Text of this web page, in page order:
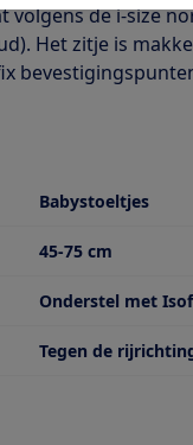
volgens de i-size
Het zitje is
Babystoeltjes
voor
45-75 cm
Onderstel met
Tegen de